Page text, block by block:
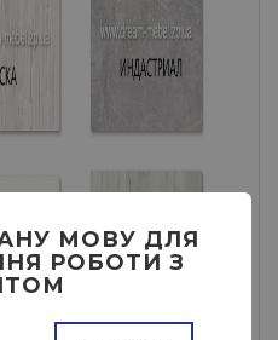
МОВУ ДЛЯ
РОБОТИ З